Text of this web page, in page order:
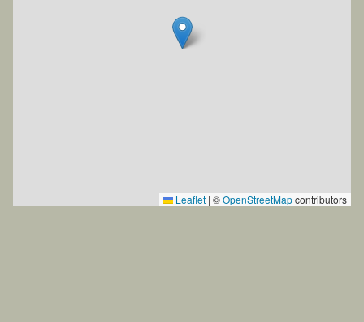
Leaflet | ©OpenStreetMapcontributors